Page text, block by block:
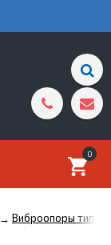
0
→ Виброопоры тип EC